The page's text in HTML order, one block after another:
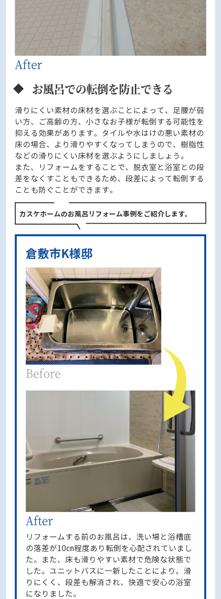
お風呂での転倒を防止できる
滑りにくい素材の床材を選ぶことによって、足腰が弱
い方、ご高齢の方、小さなお子様が転倒する可能性を
抑える効果があります。タイルや水はけの悪い素材の
床の場合、より滑りやすくなってしまうので、樹脂性
などの滑りにくい床材を選ぶようにしましょう。
また、リフォームをすることで、脱衣室と浴室との段
差をなくすこともできるため、段差によって転倒する
ことも防ぐことができます。
カスケホームのお風呂リフォーム事例をご紹介します。
倉敷市K様邸
リフォームする前のお風呂は、洗い場と浴槽底
の落差が10㎝程度あり転倒を心配されていまし
た。また、床も滑りやすい素材で危険な状態で
した。ユニットバスに一新したことにより、滑
りにくく、段差も解消され、快適で安心の浴室
になりました。